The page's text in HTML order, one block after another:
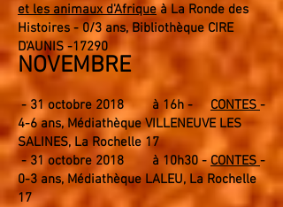
et les animaux d'Afriqueà La Ronde des
Histoires -0/3 ans, Bibliothèque CIRE
D'AUNIS -17290
NOVEMBRE
- 31 octobre 2018 à 16h - CONTES -
4-6 ans, Médiathèque VILLENEUVE LES
SALINES, La Rochelle 17
- 31 octobre 2018 à 10h30 -CONTES -
0-3 ans, Médiathèque LALEU, La Rochelle
17